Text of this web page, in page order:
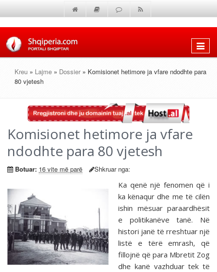
Shfaq
Kreu » Lajme » Dossier » Komisionet hetimore ja vfare ndodhte para
80 vjetesh
Komisionet hetimore ja vfare
ndodhte para 80 vjetesh
Botuar: 16 vite më parë Shkruar nga:
Ka qenë një fenomen që i
ka kënaqur dhe me të cilën
ishin mësuar paraardhësit
e politikanëve tanë. Në
histori janë të rreshtuar një
listë e tërë emrash, që
fillojnë që para Mbretit Zog
dhe kanë vazhduar tek të